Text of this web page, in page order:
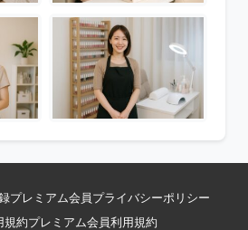
プレミアム会員 プライバシーポリシー
規約プレミアム会員利用規約